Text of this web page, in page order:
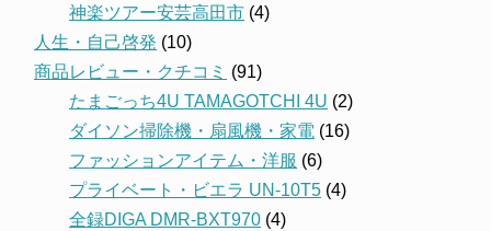
神楽ツアー安芸高田市 (4)
人生・自己啓発 (10)
商品レビュー・クチコミ (91)
たまごっち4U TAMAGOTCHI 4U (2)
ダイソン掃除機・扇風機・家電 (16)
ファッションアイテム・洋服 (6)
プライベート・ビエラ UN-10T5 (4)
全録DIGA DMR-BXT970 (4)